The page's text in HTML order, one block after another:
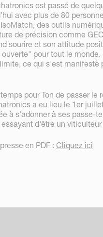
est passé de
avec plus de 80
des outils
de précision comme
sourire et son attitude
pour tout le
ce qui s'est manifesté
pour Ton de passer le
a eu lieu le 1er
à s'adonner à ses passe-
d'être un
en PDF : Cliquez ici